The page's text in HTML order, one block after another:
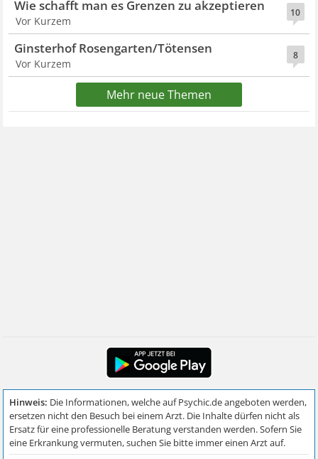
10
Wie schafft man es Grenzen zu akzeptieren
Vor Kurzem
8
Ginsterhof Rosengarten/Tötensen
Vor Kurzem
Mehr neue Themen